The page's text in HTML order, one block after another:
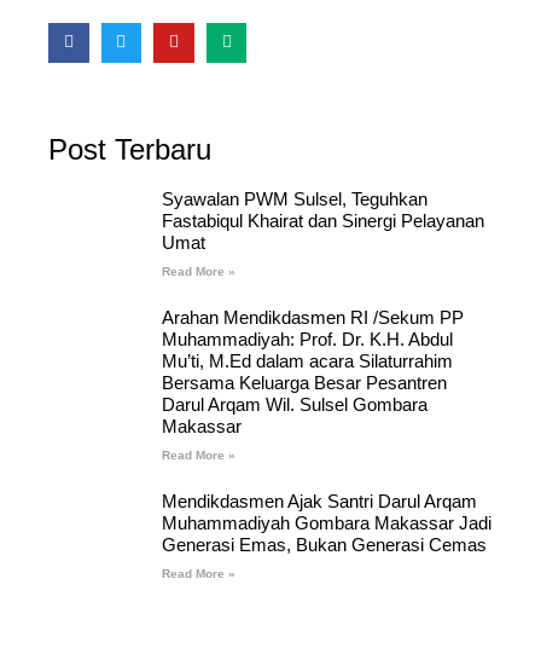
Post Terbaru
Syawalan PWM Sulsel, Teguhkan
Fastabiqul Khairat dan Sinergi Pelayanan
Umat
Read More »
Arahan Mendikdasmen RI /Sekum PP
Muhammadiyah: Prof. Dr. K.H. Abdul
Mu’ti, M.Ed dalam acara Silaturrahim
Bersama Keluarga Besar Pesantren
Darul Arqam Wil. Sulsel Gombara
Makassar
Read More »
Mendikdasmen Ajak Santri Darul Arqam
Muhammadiyah Gombara Makassar Jadi
Generasi Emas, Bukan Generasi Cemas
Read More »